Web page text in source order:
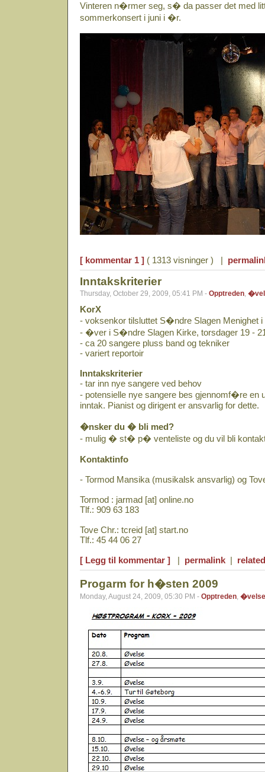
Vinteren n�rmer seg, s� da passer det med
sommerkonsert i juni i �r.
[ kommentar 1 ] ( 1313 visninger ) |
Inntakskriterier
Thursday, October 29, 2009, 05:41 PM - Opptreden,
KorX
- voksenkor tilsluttet S�ndre Slagen Menighet
- �ver i S�ndre Slagen Kirke, torsdager 19 -
- ca 20 sangere pluss band og tekniker
- variert reportoir
Inntakskriterier
- tar inn nye sangere ved behov
- potensielle nye sangere bes gjennomf�re
inntak. Pianist og dirigent er ansvarlig for dette.
�nsker du � bli med?
- mulig � st� p� venteliste og du vil bli
Kontaktinfo
- Tormod Mansika (musikalsk ansvarlig) og
Tormod : jarmad [at] online.no
Tlf.: 909 63 183
Tove Chr.: tcreid [at] start.no
Tlf.: 45 44 06 27
[ Legg til kommentar ] | permalink |
Progarm for h�sten 2009
Monday, August 24, 2009, 05:30 PM - Opptreden, �velse